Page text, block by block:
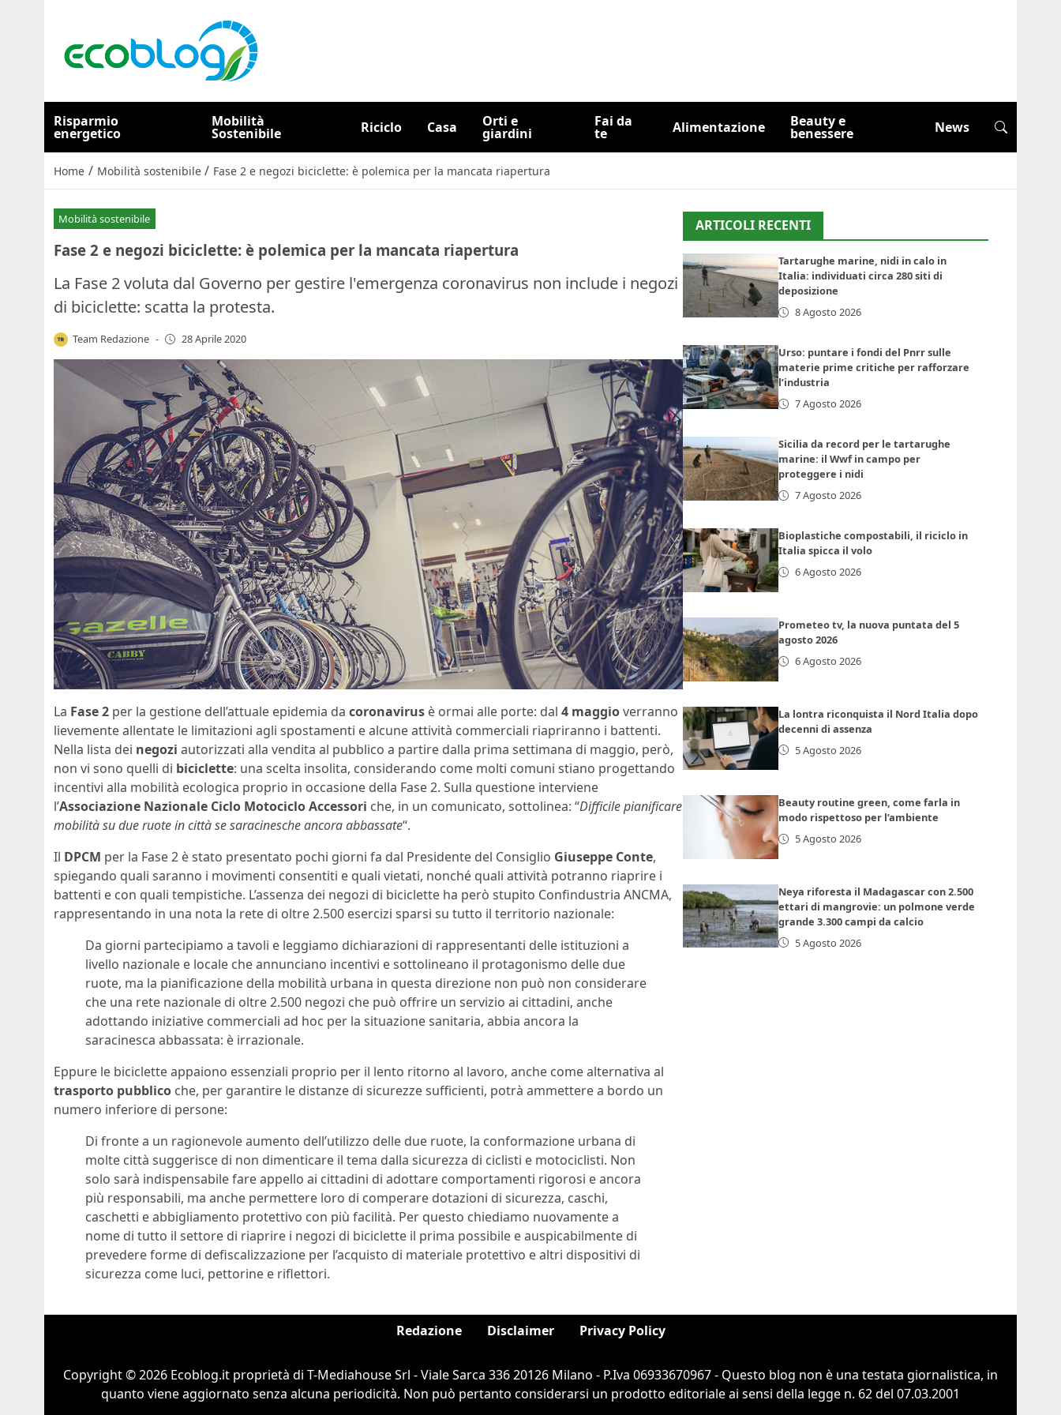
Risparmio
energetico
Mobilità
Sostenibile Riciclo Casa Orti e
giardini
Fai da
te Alimentazione Beauty e
benessere News
Home / Mobilità sostenibile / Fase 2 e negozi biciclette: è polemica per la mancata riapertura
Mobilità sostenibile
Fase 2 e negozi biciclette: è polemica per la mancata riapertura
La Fase 2 voluta dal Governo per gestire l'emergenza coronavirus non include i negozi
di biciclette: scatta la protesta.
Team Redazione - 28 Aprile 2020
La Fase 2 per la gestione dell’attuale epidemia da coronavirus è ormai alle porte: dal 4 maggioverranno
lievemente allentate le limitazioni agli spostamenti e alcune attività commerciali riapriranno i battenti.
Nella lista dei negozi autorizzati alla vendita al pubblico a partire dalla prima settimana di maggio, però,
non vi sono quelli di biciclette: una scelta insolita, considerando come molti comuni stiano progettando
incentivi alla mobilità ecologica proprio in occasione della Fase 2. Sulla questione interviene
l’Associazione Nazionale Ciclo Motociclo Accessori che, in un comunicato, sottolinea: “Difficile pianificare
mobilità su due ruote in città se saracinesche ancora abbassate“.
Il DPCM per la Fase 2 è stato presentato pochi giorni fa dal Presidente del Consiglio Giuseppe Conte,
spiegando quali saranno i movimenti consentiti e quali vietati, nonché quali attività potranno riaprire i
battenti e con quali tempistiche. L’assenza dei negozi di biciclette ha però stupito Confindustria ANCMA,
rappresentando in una nota la rete di oltre 2.500 esercizi sparsi su tutto il territorio nazionale:
Da giorni partecipiamo a tavoli e leggiamo dichiarazioni di rappresentanti delle istituzioni a
livello nazionale e locale che annunciano incentivi e sottolineano il protagonismo delle due
ruote, ma la pianificazione della mobilità urbana in questa direzione non può non considerare
che una rete nazionale di oltre 2.500 negozi che può offrire un servizio ai cittadini, anche
adottando iniziative commerciali ad hoc per la situazione sanitaria, abbia ancora la
saracinesca abbassata: è irrazionale.
Eppure le biciclette appaiono essenziali proprio per il lento ritorno al lavoro, anche come alternativa al
trasporto pubblico che, per garantire le distanze di sicurezze sufficienti, potrà ammettere a bordo un
numero inferiore di persone:
Di fronte a un ragionevole aumento dell’utilizzo delle due ruote, la conformazione urbana di
molte città suggerisce di non dimenticare il tema dalla sicurezza di ciclisti e motociclisti. Non
solo sarà indispensabile fare appello ai cittadini di adottare comportamenti rigorosi e ancora
più responsabili, ma anche permettere loro di comperare dotazioni di sicurezza, caschi,
caschetti e abbigliamento protettivo con più facilità. Per questo chiediamo nuovamente a
nome di tutto il settore di riaprire i negozi di biciclette il prima possibile e auspicabilmente di
prevedere forme di defiscalizzazione per l’acquisto di materiale protettivo e altri dispositivi di
sicurezza come luci, pettorine e riflettori.
ARTICOLI RECENTI
Tartarughe marine, nidi in calo in
Italia: individuati circa 280 siti di
deposizione
8 Agosto 2026
Urso: puntare i fondi del Pnrr sulle
materie prime critiche per rafforzare
l’industria
7 Agosto 2026
Sicilia da record per le tartarughe
marine: il Wwf in campo per
proteggere i nidi
7 Agosto 2026
Bioplastiche compostabili, il riciclo in
Italia spicca il volo
6 Agosto 2026
Prometeo tv, la nuova puntata del 5
agosto 2026
6 Agosto 2026
La lontra riconquista il Nord Italia dopo
decenni di assenza
5 Agosto 2026
Beauty routine green, come farla in
modo rispettoso per l’ambiente
5 Agosto 2026
Neya riforesta il Madagascar con 2.500
ettari di mangrovie: un polmone verde
grande 3.300 campi da calcio
5 Agosto 2026
Redazione Disclaimer Privacy Policy
Copyright © 2026 Ecoblog.it proprietà di T-Mediahouse Srl - Viale Sarca 336 20126 Milano - P.Iva 06933670967 - Questo blog non è una testata giornalistica, in
quanto viene aggiornato senza alcuna periodicità. Non può pertanto considerarsi un prodotto editoriale ai sensi della legge n. 62 del 07.03.2001